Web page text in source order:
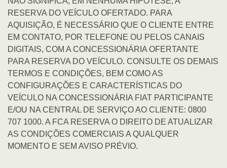
RESERVA DO VEÍCULO OFERTADO. PARA
AQUISIÇÃO, É NECESSÁRIO QUE O CLIENTE ENTRE
EM CONTATO, POR TELEFONE OU PELOS CANAIS
DIGITAIS, COM A CONCESSIONÁRIA OFERTANTE
PARA RESERVA DO VEÍCULO. CONSULTE OS DEMAIS
TERMOS E CONDIÇÕES, BEM COMO AS
CONFIGURAÇÕES E CARACTERÍSTICAS DO
VEÍCULO NA CONCESSIONÁRIA FIAT PARTICIPANTE
E/OU NA CENTRAL DE SERVIÇO AO CLIENTE: 0800
707 1000. A FCA RESERVA O DIREITO DE ATUALIZAR
AS CONDIÇÕES COMERCIAIS A QUALQUER
MOMENTO E SEM AVISO PRÉVIO.